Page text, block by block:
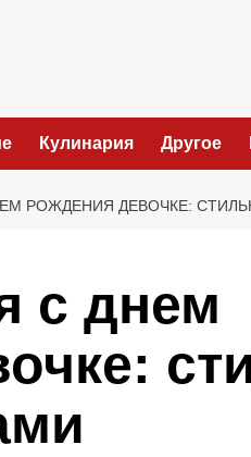
Кулинария Другое
РОЖДЕНИЯ ДЕВОЧКЕ:
с днем